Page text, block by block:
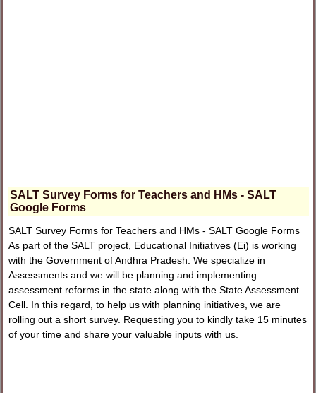
SALT Survey Forms for Teachers and HMs - SALT
Google Forms
SALT Survey Forms for Teachers and HMs - SALT Google Forms
As part of the SALT project, Educational Initiatives (Ei) is working
with the Government of Andhra Pradesh. We specialize in
Assessments and we will be planning and implementing
assessment reforms in the state along with the State Assessment
Cell. In this regard, to help us with planning initiatives, we are
rolling out a short survey. Requesting you to kindly take 15 minutes
of your time and share your valuable inputs with us.